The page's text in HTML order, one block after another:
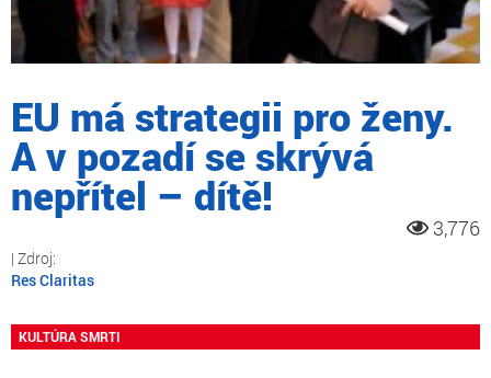
EU má strategii pro ženy.
A v pozadí se skrývá
nepřítel – dítě!
3,776
Res Claritas
KULTÚRA SMRTI